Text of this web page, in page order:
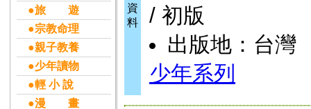
●旅 遊
●宗教命理
●親子教養
●少年讀物
●輕 小 說
●漫 畫
資
料
/ 初版
出版地：台灣
少年系列